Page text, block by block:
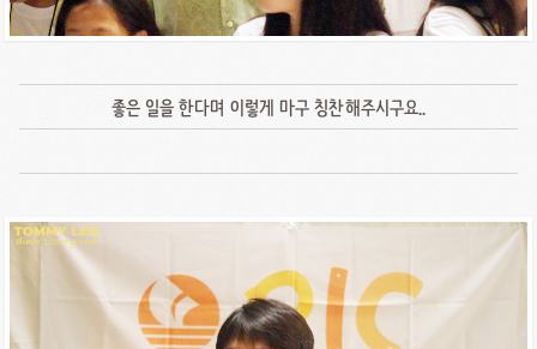
좋은 일을 한다며 이렇게 마구 칭찬해주시구요..